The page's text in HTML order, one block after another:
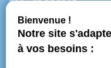
ESPACE PRESSE